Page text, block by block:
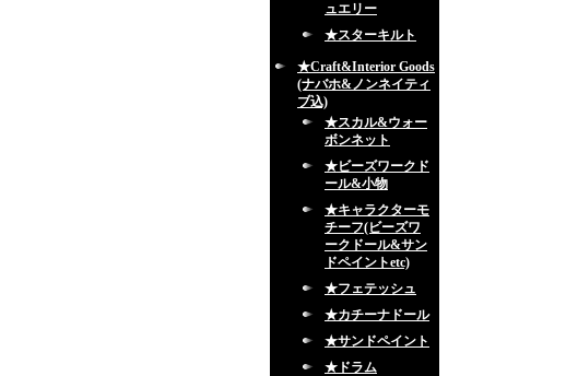
ュエリー
★スターキルト
★Craft&Interior Goods
(ナバホ&ノンネイティ
ブ込)
★スカル&ウォー
ボンネット
★ビーズワークド
ール&小物
★キャラクターモ
チーフ(ビーズワ
ークドール&サン
ドペイントetc)
★フェテッシュ
★カチーナドール
★サンドペイント
★ドラム